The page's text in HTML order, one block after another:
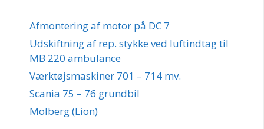
Afmontering af motor på DC 7
Udskiftning af rep. stykke ved luftindtag til
MB 220 ambulance
Værktøjsmaskiner 701 – 714 mv.
Scania 75 – 76 grundbil
Molberg (Lion)